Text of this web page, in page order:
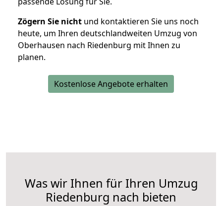
Zögern Sie nicht und kontaktieren Sie uns noch
heute, um Ihren deutschlandweiten Umzug von
Oberhausen nach Riedenburg mit Ihnen zu
planen.
Kostenlose Angebote erhalten
Was wir Ihnen für Ihren Umzug
Riedenburg nach bieten